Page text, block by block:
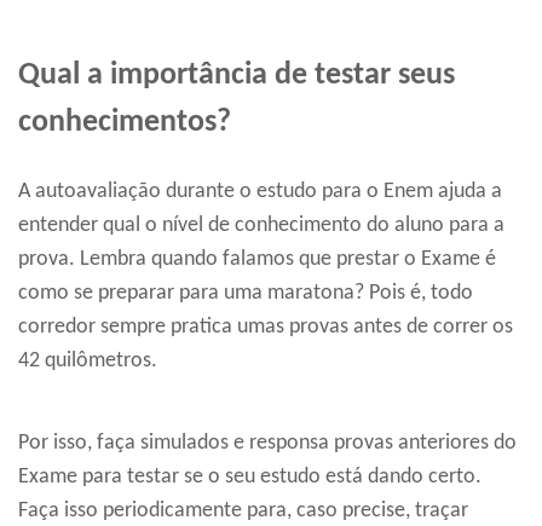
Qual a importância de testar seus
conhecimentos?
A autoavaliação durante o estudo para o Enem ajuda a
entender qual o nível de conhecimento do aluno para a
prova. Lembra quando falamos que prestar o Exame é
como se preparar para uma maratona? Pois é, todo
corredor sempre pratica umas provas antes de correr os
42 quilômetros.
Por isso, faça simulados e responsa provas anteriores do
Exame para testar se o seu estudo está dando certo.
Faça isso periodicamente para, caso precise, traçar